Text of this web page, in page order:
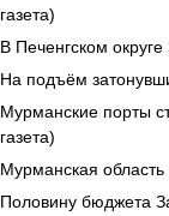
газета)
В Печенгском
На подъём
Мурманские порты
газета)
Мурманская область
Половину бюджета